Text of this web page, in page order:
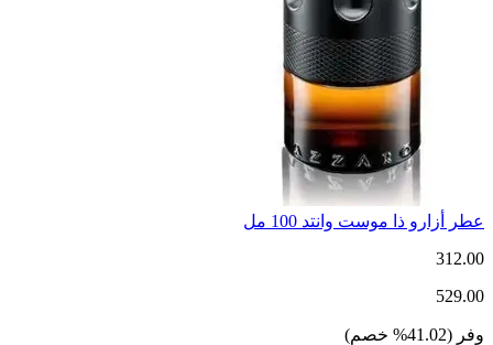
عطر أزارو ذا موست وانتد 100 مل
312.00
529.00
وفر (
41.02
% خصم)